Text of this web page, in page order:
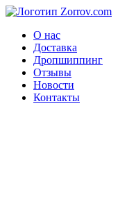
О нас
Доставка
Дропшиппинг
Отзывы
Новости
Контакты